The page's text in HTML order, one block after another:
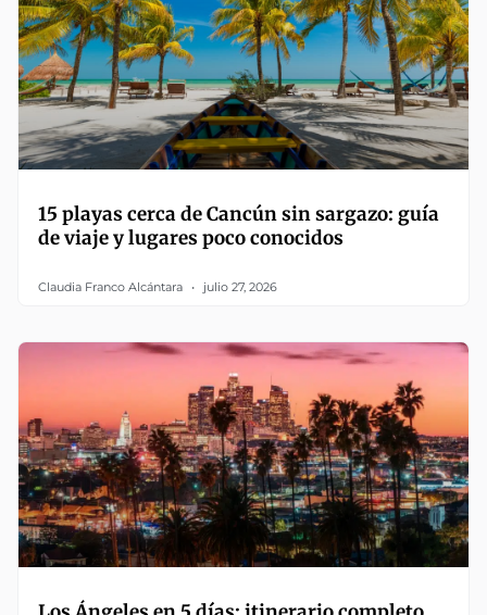
15 playas cerca de Cancún sin sargazo: guía
de viaje y lugares poco conocidos
Claudia Franco Alcántara julio 27, 2026